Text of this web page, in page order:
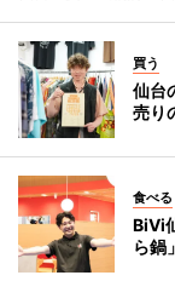
買う
仙台
売り
食べる
BiVi
ら鍋